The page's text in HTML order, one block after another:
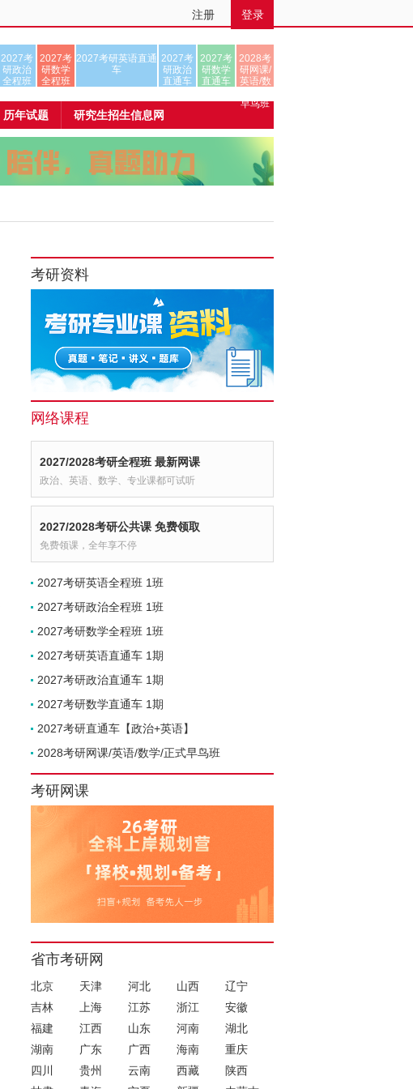
注册 登录
2027考
研政治
全程班
2027考
研数学
全程班
2027考研英语直通
车
2027考
研政治
直通车
2027考
研数学
直通车
2028考
研网课/
英语/数
早鸟班
历年试题 研究生招生信息网
考研资料
网络课程
2027/2028考研全程班 最新网课
政治、英语、数学、专业课都可试听
2027/2028考研公共课 免费领取
免费领课，全年享不停
2027考研英语全程班 1班
2027考研政治全程班 1班
2027考研数学全程班 1班
2027考研英语直通车 1期
2027考研政治直通车 1期
2027考研数学直通车 1期
2027考研直通车【政治+英语】
2028考研网课/英语/数学/正式早鸟班
考研网课
省市考研网
北京 天津 河北 山西
辽宁
吉林
上海 江苏 浙江
安徽
福建
江西 山东 河南
湖北
湖南
广东 广西 海南
重庆
四川
贵州 云南 西藏
陕西